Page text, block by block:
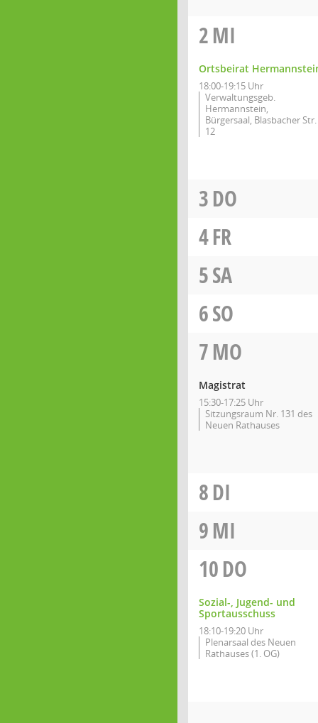
2MI
Ortsbeirat
18:00-19:15 Uhr
Verwaltungsgeb.
Hermannstein,
Bürgersaal, Blasbacher Str.
12
3DO
4FR
5SA
6SO
7MO
Magistrat
15:30-17:25 Uhr
Sitzungsraum Nr. 131 des
Neuen Rathauses
8DI
9MI
10DO
Sozial-, Jugend- und
Sportausschuss
18:10-19:20 Uhr
Plenarsaal des Neuen
Rathauses (1. OG)